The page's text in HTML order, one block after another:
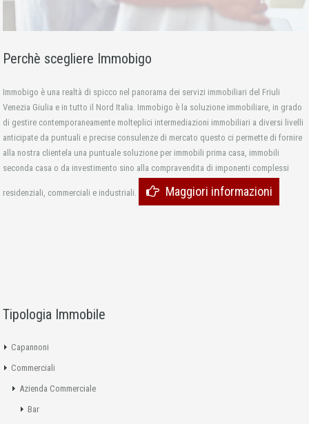
Perchè scegliere Immobigo
Immobigo è una realtà di spicco nel panorama dei servizi immobiliari del Friuli
Venezia Giulia e in tutto il Nord Italia. Immobigo è la soluzione immobiliare, in grado
di gestire contemporaneamente molteplici intermediazioni immobiliari a diversi livelli
anticipate da puntuali e precise consulenze di mercato questo ci permette di fornire
alla nostra clientela una puntuale soluzione per immobili prima casa, immobili
seconda casa o da investimento sino alla compravendita di imponenti complessi
residenziali, commerciali e industriali. Maggiori informazioni
Tipologia Immobile
Capannoni
Commerciali
Azienda Commerciale
Bar